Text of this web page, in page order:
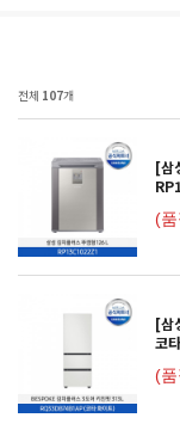
전체 107개
[삼
(
[삼
코
(